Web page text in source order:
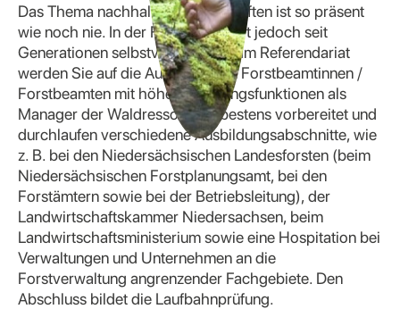
Das Thema nachhaltiges Wirtschaften ist so präsent
wie noch nie. In der Forstwirtschaft jedoch seit
Generationen selbstverständlich. Im Referendariat
werden Sie auf die Aufgaben von Forstbeamtinnen /
Forstbeamten mit höheren Leitungsfunktionen als
Manager der Waldressourcen bestens vorbereitet und
durchlaufen verschiedene Ausbildungsabschnitte, wie
z. B. bei den Niedersächsischen Landesforsten (beim
Niedersächsischen Forstplanungsamt, bei den
Forstämtern sowie bei der Betriebsleitung), der
Landwirtschaftskammer Niedersachsen, beim
Landwirtschaftsministerium sowie eine Hospitation bei
Verwaltungen und Unternehmen an die
Forstverwaltung angrenzender Fachgebiete. Den
Abschluss bildet die Laufbahnprüfung.